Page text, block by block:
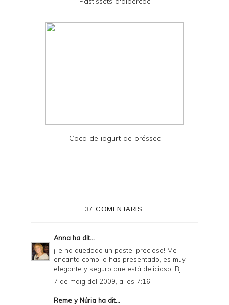
Coca de iogurt de préssec
37 COMENTARIS:
Anna ha dit...
¡Te ha quedado un pastel precioso! Me
encanta como lo has presentado, es muy
elegante y seguro que está delicioso. Bj.
7 de maig del 2009, a les 7:16
Reme y Núria ha dit...